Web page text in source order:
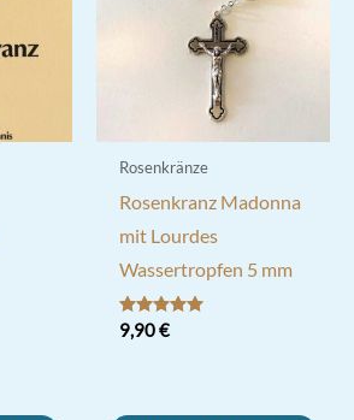
Rosenkränze
Rosenkranz Madonna
mit Lourdes
Wassertropfen 5 mm
Bewertet mit
5.00
9,90€